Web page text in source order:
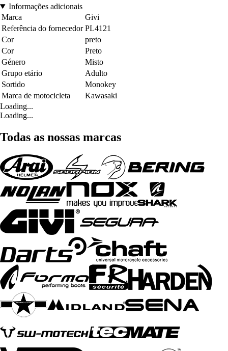
Informações adicionais
Marca
Givi
Referência do fornecedor PL4121
Cor
preto
Cor
Preto
Género
Misto
Grupo etário
Adulto
Sortido
Monokey
Marca de motocicleta
Kawasaki
Loading...
Loading...
Todas as nossas marcas